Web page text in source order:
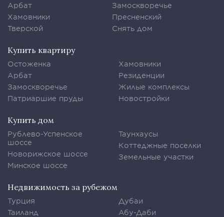
Арбат
Хамовники
Тверской
Замоскворечье
Пресненский
Снять дом
Купить квартиру
Остоженка
Арбат
Замоскворечье
Патриаршие пруды
Хамовники
Резиденции
Жилые комплексы
Новостройки
Купить дом
Рублево-Успенское
шоссе
Новорижское шоссе
Минское шоссе
Таунхаусы
Коттеджные поселки
Земельные участки
Недвижимость за рубежом
Турция
Таиланд
Дубаи
Абу-Даби